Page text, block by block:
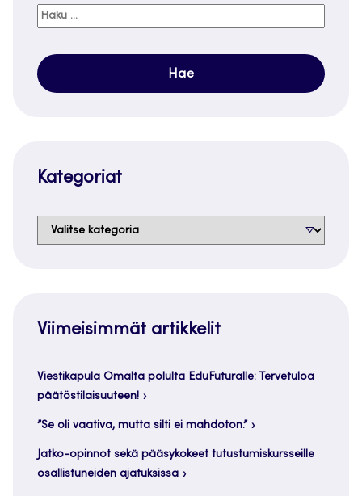
Haku:
Kategoriat
Kategoriat
Viimeisimmät artikkelit
Viestikapula Omalta polulta EduFuturalle: Tervetuloa
päätöstilaisuuteen!
”Se oli vaativa, mutta silti ei mahdoton.”
Jatko-opinnot sekä pääsykokeet tutustumiskursseille
osallistuneiden ajatuksissa